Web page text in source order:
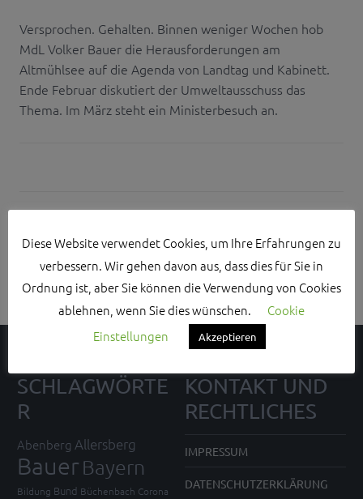
Versprochen. Gehalten. Binnen weniger Wochen hob
MdL Volker Bauer die Herausforderungen am
Altmühlsee auf die Agenda von Landtag und Kabinett.
Ende Februar diskutiert der Umweltausschuss das
Thema. Im März steht ein Ministerbesuch an.
Please login and add some widgets to this widget area.
SCHLAGWÖRTE
R
Abenberg Allersberg
Bauer Bayern
Bildung Bund Büchenbach Corona
KONTAKT UND
RECHTLICHES
IMPRESSUM
DATENSCHUTZERKLÄRUNG
Diese Website verwendet Cookies, um Ihre Erfahrungen zu
verbessern. Wir gehen davon aus, dass dies für Sie in
Ordnung ist, aber Sie können die Verwendung von Cookies
ablehnen, wenn Sie dies wünschen.
Cookie
Einstellungen
Akzeptieren